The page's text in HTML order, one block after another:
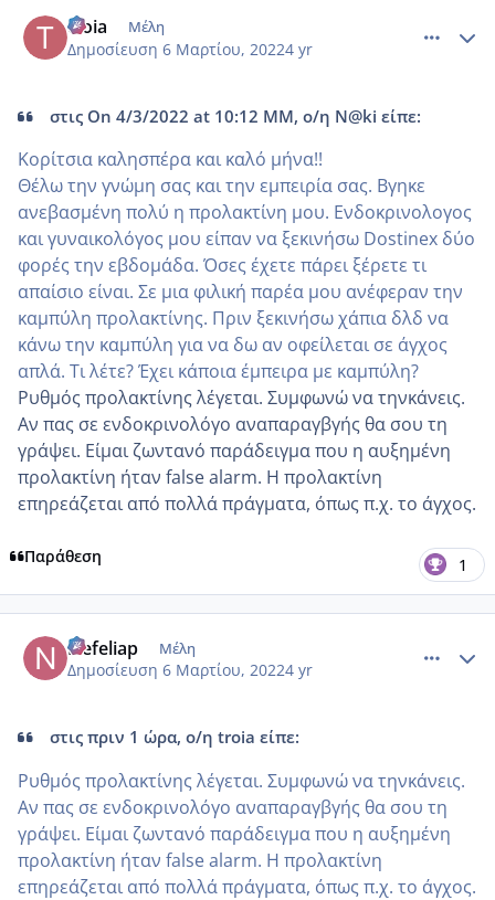
troia Μέλη
Δημοσίευση 6 Μαρτίου, 20224 yr
στις On 4/3/2022 at 10:12 ΜΜ, ο/η N@ki είπε:
Κορίτσια καλησπέρα και καλό μήνα!!
Θέλω την γνώμη σας και την εμπειρία σας. Βγηκε
ανεβασμένη πολύ η προλακτίνη μου. Ενδοκρινολογος
και γυναικολόγος μου είπαν να ξεκινήσω Dostinex δύο
φορές την εβδομάδα. Όσες έχετε πάρει ξέρετε τι
απαίσιο είναι. Σε μια φιλική παρέα μου ανέφεραν την
καμπύλη προλακτίνης. Πριν ξεκινήσω χάπια δλδ να
κάνω την καμπύλη για να δω αν οφείλεται σε άγχος
απλά. Τι λέτε? Έχει κάποια έμπειρα με καμπύλη?
Ρυθμός προλακτίνης λέγεται. Συμφωνώ να τηνκάνεις.
Αν πας σε ενδοκρινολόγο αναπαραγβγής θα σου τη
γράψει. Είμαι ζωντανό παράδειγμα που η αυξημένη
προλακτίνη ήταν false alarm. Η προλακτίνη
επηρεάζεται από πολλά πράγματα, όπως π.χ. το άγχος.
Παράθεση 1
Nefeliap Μέλη
Δημοσίευση 6 Μαρτίου, 20224 yr
στις πριν 1 ώρα, ο/η troia είπε:
Ρυθμός προλακτίνης λέγεται. Συμφωνώ να τηνκάνεις.
Αν πας σε ενδοκρινολόγο αναπαραγβγής θα σου τη
γράψει. Είμαι ζωντανό παράδειγμα που η αυξημένη
προλακτίνη ήταν false alarm. Η προλακτίνη
επηρεάζεται από πολλά πράγματα, όπως π.χ. το άγχος.